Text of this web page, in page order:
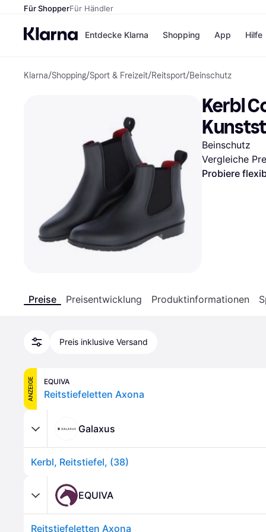
Für ShopperFür Händler
Entdecke Klarna
Zahlungsmethoden
Sofort bezahlen
Bezahle in 3
Teilzahlungen
Bezahle in bis zu 30
Tagen
Ratenzahlung
Shopping
Shops
eBay
Temu
SHEIN
App Hilfe
Klarna/Shopping/Sport & Freizeit/Reitsport/Beinschutz
Kerbl
Beinschutz
Vergleiche
Probiere
Preise Preisentwicklung Produktinformationen
Preis inklusive Versand
ANZEIGE EQUIVA
Reitstiefeletten Axona
Galaxus
Kerbl, Reitstiefel, (38)
EQUIVA
Reitstiefeletten Axona